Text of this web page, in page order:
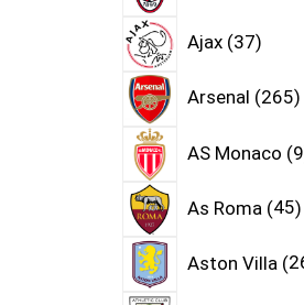
Ajax 37
Arsenal 265
AS Monaco 9
As Roma 45
Aston Villa